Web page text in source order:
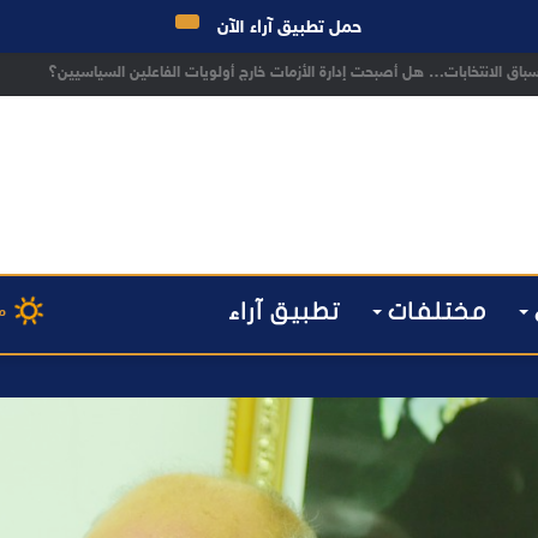
الانتخابات… هل أصبحت إدارة الأزمات خارج أولويات الفاعلين السياسيين؟
مختلفات تطبيق آراء
حمل تطبيق آراء الآن